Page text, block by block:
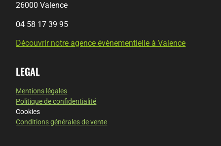
26000 Valence
04 58 17 39 95
Découvrir notre agence évènementielle à Valence
LEGAL
Mentions légales
Politique de confidentialité
Cookies
Conditions générales de vente